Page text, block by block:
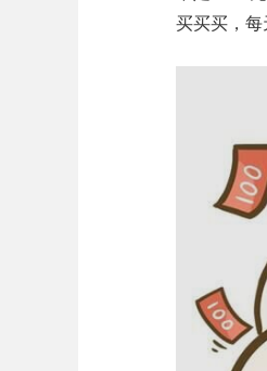
买买买，每